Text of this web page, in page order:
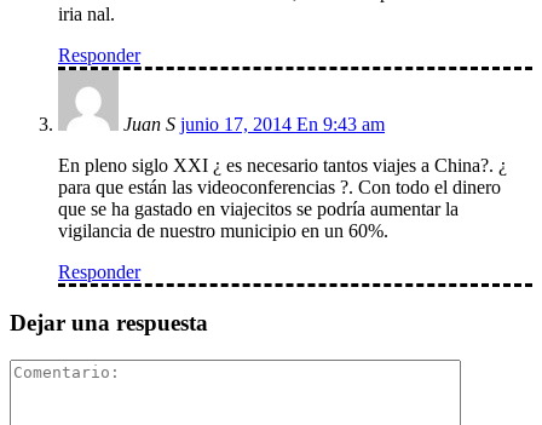
iria nal.
Responder
Juan S junio 17, 2014 En 9:43 am
En pleno siglo XXI ¿ es necesario tantos viajes a China?. ¿
para que están las videoconferencias ?. Con todo el dinero
que se ha gastado en viajecitos se podría aumentar la
vigilancia de nuestro municipio en un 60%.
Responder
Dejar una respuesta